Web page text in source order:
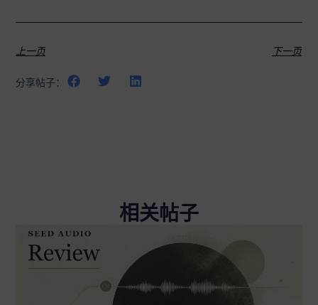
上一页 下一页
分享帖子：
相关帖子